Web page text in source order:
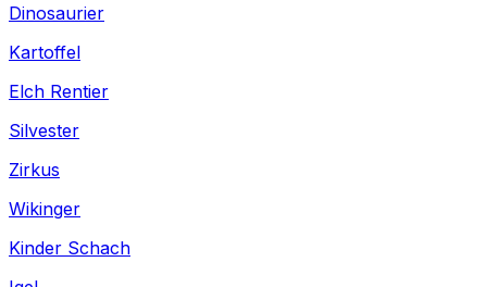
Dinosaurier
Kartoffel
Elch Rentier
Silvester
Zirkus
Wikinger
Kinder Schach